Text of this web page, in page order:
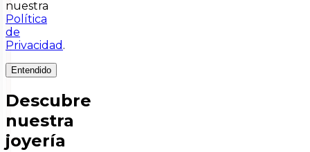
nuestra
Política
de
Privacidad .
Entendido
Descubre
nuestra
joyería